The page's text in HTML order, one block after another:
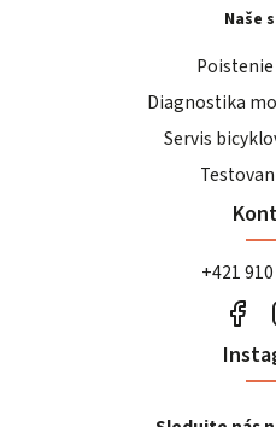
Naše
Diagnostika
Servis
+421